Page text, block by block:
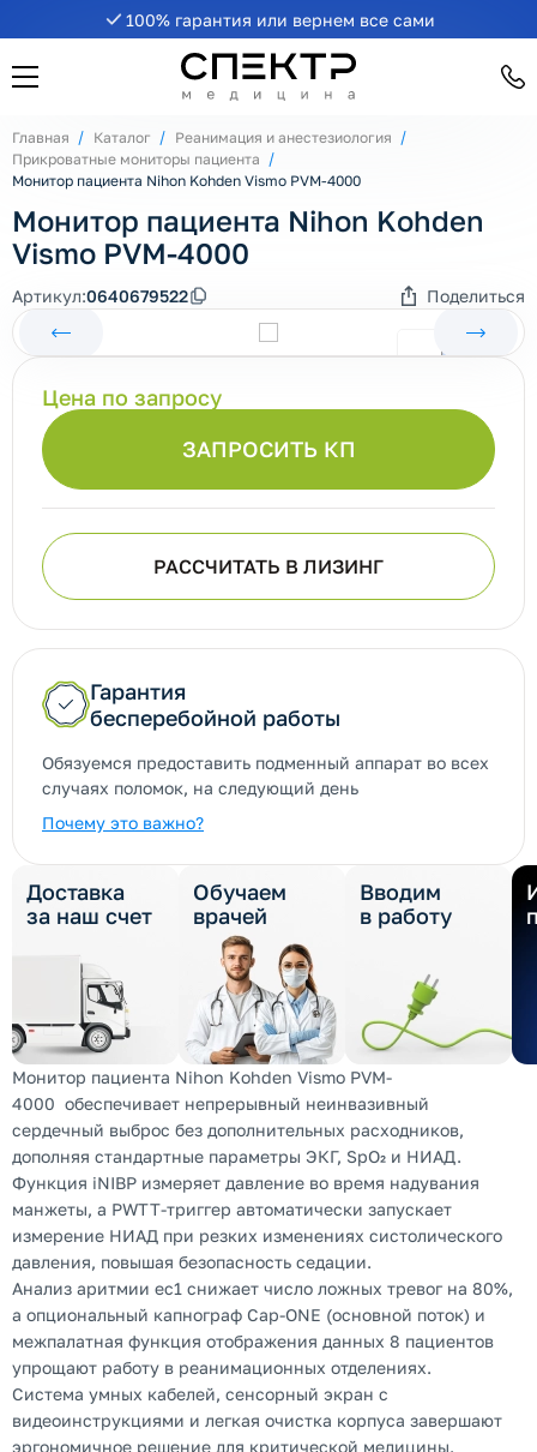
100% гарантия или вернем все сами
Главная Каталог
Реанимация и анестезиология
Прикроватные мониторы пациента
Монитор пациента Nihon Kohden Vismo PVM-4000
Монитор пациента Nihon Kohden
Vismo PVM-4000
Артикул:0640679522 Поделиться
ЗАПРОСИТЬ КП
Цена по запросу
РАССЧИТАТЬ В ЛИЗИНГ
Гарантия
бесперебойной работы
Обязуемся предоставить подменный аппарат во всех
случаях поломок, на следующий день
Почему это важно?
Доставка
за наш счет
Обучаем
врачей
Вводим
в работу
Монитор пациента Nihon Kohden Vismo PVM-
4000 обеспечивает непрерывный неинвазивный
сердечный выброс без дополнительных расходников,
дополняя стандартные параметры ЭКГ, SpO₂ и НИАД.
Функция iNIBP измеряет давление во время надувания
манжеты, а PWTT-триггер автоматически запускает
измерение НИАД при резких изменениях систолического
давления, повышая безопасность седации.
Анализ аритмии ec1 снижает число ложных тревог на 80%,
а опциональный капнограф Cap-ONE (основной поток) и
межпалатная функция отображения данных 8 пациентов
упрощают работу в реанимационных отделениях.
Система умных кабелей, сенсорный экран с
видеоинструкциями и легкая очистка корпуса завершают
эргономичное решение для критической медицины.